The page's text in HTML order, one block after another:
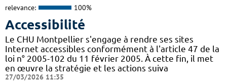
relevance: 100%
Accessibilité
Le CHU Montpellier s'engage à rendre ses sites
Internet accessibles conformément à l'article 47 de la
loi n° 2005-102 du 11 février 2005. À cette fin, il met
en œuvre la stratégie et les actions suiva
27/03/2026 11:35